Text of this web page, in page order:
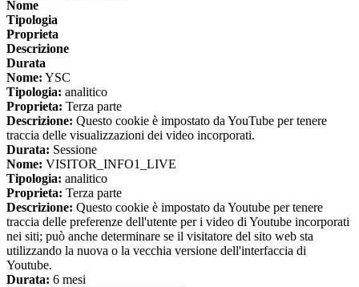
Nome
Tipologia
Proprieta
Descrizione
Durata
Nome: YSC
Tipologia: analitico
Proprieta: Terza parte
Descrizione: Questo cookie è impostato da YouTube per tenere
traccia delle visualizzazioni dei video incorporati.
Durata: Sessione
Nome: VISITOR_INFO1_LIVE
Tipologia: analitico
Proprieta: Terza parte
Descrizione: Questo cookie è impostato da Youtube per tenere
traccia delle preferenze dell'utente per i video di Youtube incorporati
nei siti; può anche determinare se il visitatore del sito web sta
utilizzando la nuova o la vecchia versione dell'interfaccia di
Youtube.
Durata: 6 mesi